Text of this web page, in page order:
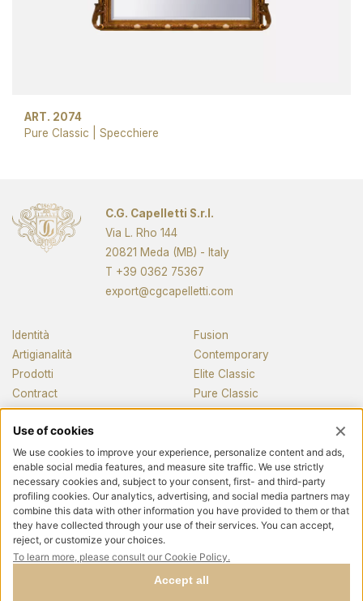
ART. 2074
Pure Classic
Specchiere
C.G. Capelletti S.r.l.
Via L. Rho 144
20821 Meda (MB) - Italy
T +39 0362 75367
export@cgcapelletti.com
Identità
Artigianalità
Prodotti
Contract
Fusion
Contemporary
Elite Classic
Pure Classic
Pianos
News e media
Seguici